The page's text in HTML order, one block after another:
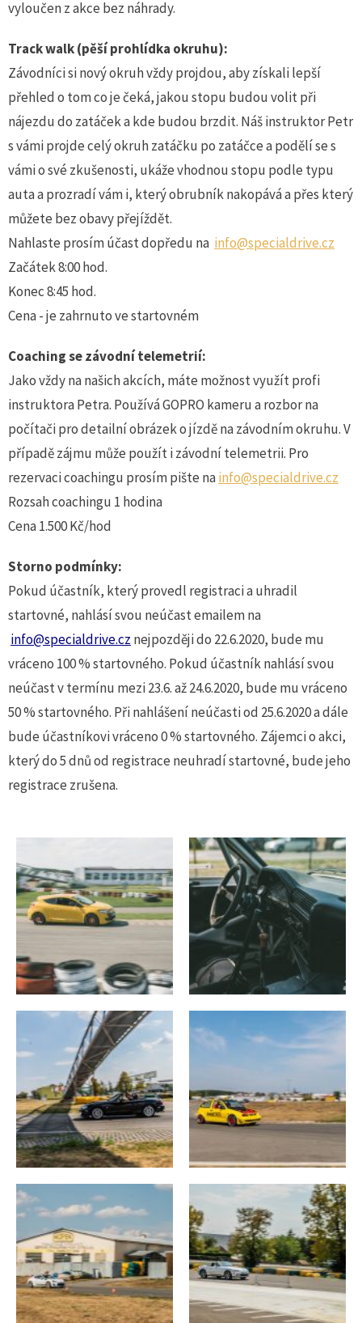
vyloučen z akce bez náhrady.
Track walk (pěší prohlídka okruhu):
Závodníci si nový okruh vždy projdou, aby získali lepší
přehled o tom co je čeká, jakou stopu budou volit při
nájezdu do zatáček a kde budou brzdit. Náš instruktor Petr
s vámi projde celý okruh zatáčku po zatáčce a podělí se s
vámi o své zkušenosti, ukáže vhodnou stopu podle typu
auta a prozradí vám i, který obrubník nakopává a přes který
můžete bez obavy přejíždět.
Nahlaste prosím účast dopředu na info@specialdrive.cz
Začátek 8:00 hod.
Konec 8:45 hod.
Cena - je zahrnuto ve startovném
Coaching se závodní telemetrií:
Jako vždy na našich akcích, máte možnost využít profi
instruktora Petra. Používá GOPRO kameru a rozbor na
počítači pro detailní obrázek o jízdě na závodním okruhu. V
případě zájmu může použít i závodní telemetrii. Pro
rezervaci coachingu prosím pište nainfo@specialdrive.cz
Rozsah coachingu 1 hodina
Cena 1.500 Kč/hod
Storno podmínky:
Pokud účastník, který provedl registraci a uhradil
startovné, nahlásí svou neúčast emailem na
info@specialdrive.cz nejpozději do 22.6.2020, bude mu
vráceno 100 % startovného. Pokud účastník nahlásí svou
neúčast v termínu mezi 23.6. až 24.6.2020, bude mu vráceno
50 % startovného. Při nahlášení neúčasti od 25.6.2020 a dále
bude účastníkovi vráceno 0 % startovného. Zájemci o akci,
který do 5 dnů od registrace neuhradí startovné, bude jeho
registrace zrušena.